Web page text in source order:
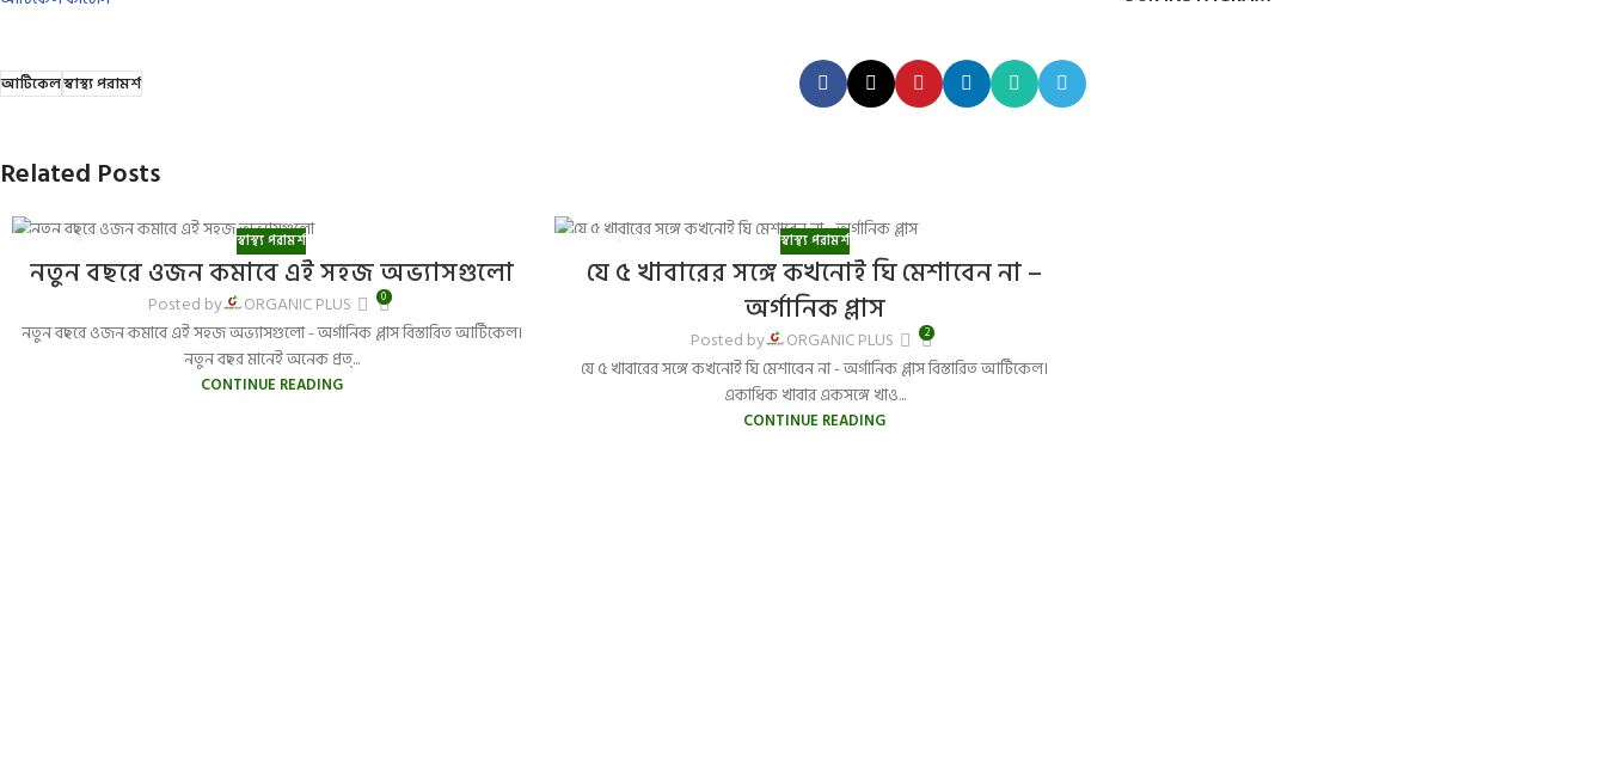
আর্টিকেলস্বাস্থ্য পরামর্শ
Related Posts
31
DEC
স্বাস্থ্য পরামর্শ
নতুন বছরে ওজন কমাবে এই সহজ অভ্যাসগুলো
Posted by ORGANIC PLUS 0
নতুন বছরে ওজন কমাবে এই সহজ অভ্যাসগুলো - অর্গানিক প্লাস বিস্তারিত আর্টিকেল।
নতুন বছর মানেই অনেক প্রত্...
CONTINUE READING
28
DEC
স্বাস্থ্য পরামর্শ
যে ৫ খাবারের সঙ্গে কখনোই ঘি মেশাবেন না –
অর্গানিক প্লাস
Posted by ORGANIC PLUS 2
যে ৫ খাবারের সঙ্গে কখনোই ঘি মেশাবেন না - অর্গানিক প্লাস বিস্তারিত আর্টিকেল।
একাধিক খাবার একসঙ্গে খাও...
CONTINUE READING